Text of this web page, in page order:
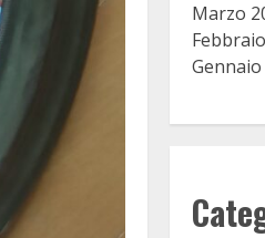
Marzo
Gennaio